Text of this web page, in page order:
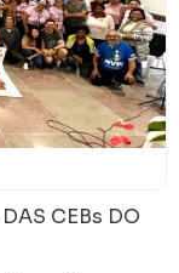
CEBs DO